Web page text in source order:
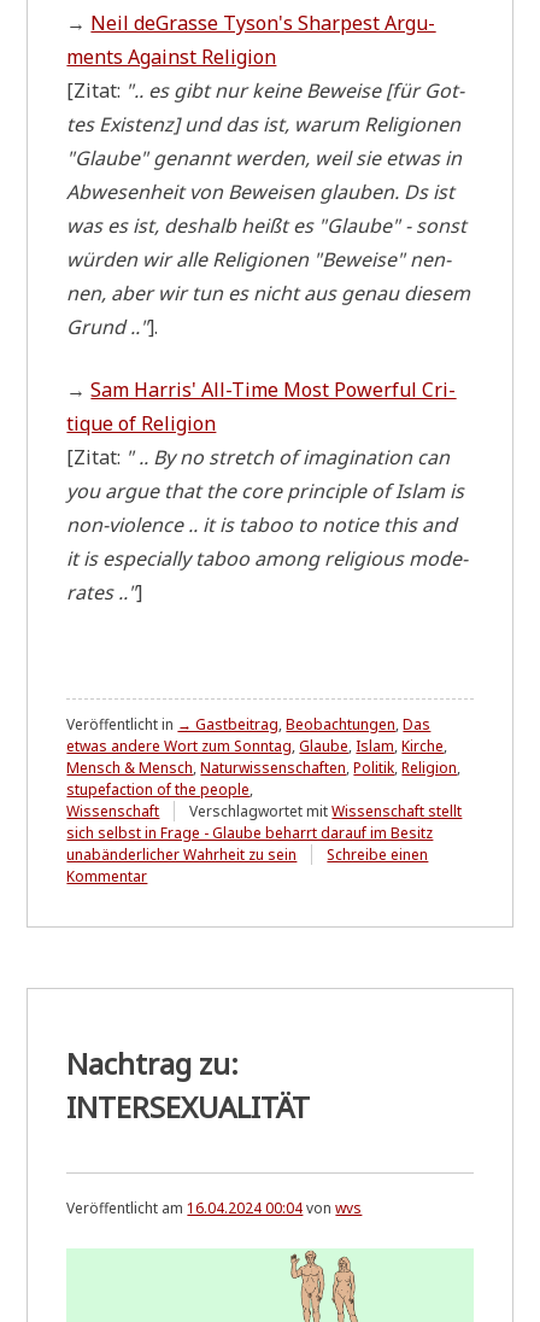
→ Neil deGra­s­se Tyson's Shar­pest Argu­
ments Against Religion
[Zitat: ".. es gibt nur kei­ne Bewei­se [für Got­
tes Exi­stenz] und das ist, war­um Reli­gio­nen
"Glau­be" genannt wer­den, weil sie etwas in
Abwe­sen­heit von Bewei­sen glau­ben. Ds ist
was es ist, des­halb heißt es "Glau­be" - sonst
wür­den wir alle Reli­gio­nen "Bewei­se" nen­
nen, aber wir tun es nicht aus genau die­sem
Grund .."].
→Sam Har­ris' All-Time Most Powerful Cri­
tique of Religion
[Zitat: " .. By no stretch of ima­gi­na­ti­on can
you argue that the core prin­ci­ple of Islam is
non-vio­lence .. it is taboo to noti­ce this and
it is espe­ci­al­ly taboo among reli­gious mode­
ra­tes .."]
Veröffentlicht in → Gastbeitrag,Beobachtungen,Das
etwas andere Wort zum Sonntag,Glaube,Islam,Kirche,
Mensch & Mensch,Naturwissenschaften,Politik,Religion,
stupefaction of the people,
Wissenschaft
Verschlagwortet mitWissenschaft stellt
sich selbst in Frage - Glaube beharrt darauf im Besitz
unabänderlicher Wahrheit zu sein
Schreibe einen
Kommentarzu
A
D
s
a
a
Nachtrag zu:
INTERSEXUALITÄT
Veröffentlicht am 16.04.2024 00:04vonwvs